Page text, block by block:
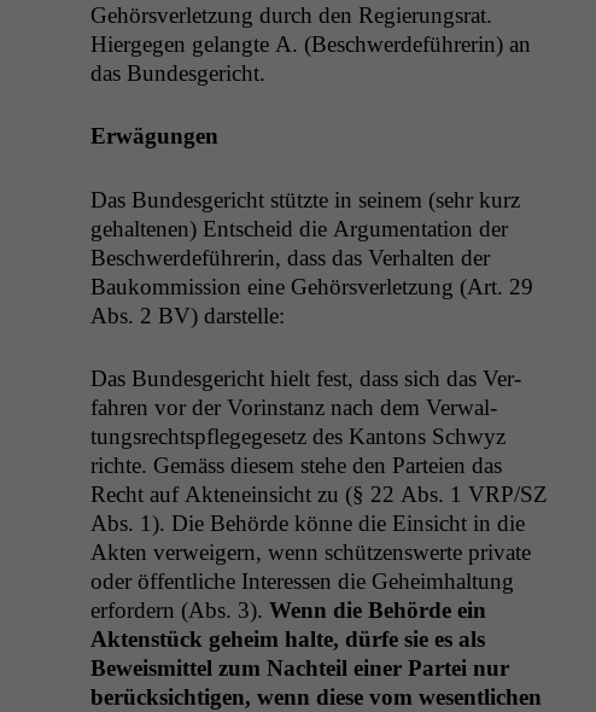
Gehörsver­let­zung durch den Regierungsrat.
Hierge­gen gelangte A. (Beschw­erde­führerin) an
das Bundesgericht.
Erwä­gun­gen
Das Bun­des­gericht stützte in seinem (sehr kurz
gehal­te­nen) Entscheid die Argu­men­ta­tion der
Beschw­erde­führerin, dass das Ver­hal­ten der
Baukom­mis­sion eine Gehörsver­let­zung (Art. 29
Abs. 2 BV) darstelle:
Das Bun­des­gericht hielt fest, dass sich das Ver­
fahren vor der Vorin­stanz nach dem Ver­wal­
tungsrecht­spflegege­setz des Kan­tons Schwyz
richte. Gemäss diesem ste­he den Parteien das
Recht auf Aktenein­sicht zu (§ 22 Abs. 1 VRP/SZ
Abs. 1). Die Behörde könne die Ein­sicht in die
Akten ver­weigern, wenn schützenswerte pri­vate
oder öffentliche Inter­essen die Geheimhal­tung
erfordern (Abs. 3). Wenn die Behörde ein
Akten­stück geheim halte, dürfe sie es als
Beweis­mit­tel zum Nachteil ein­er Partei nur
berück­sichti­gen, wenn diese vom wesentlichen